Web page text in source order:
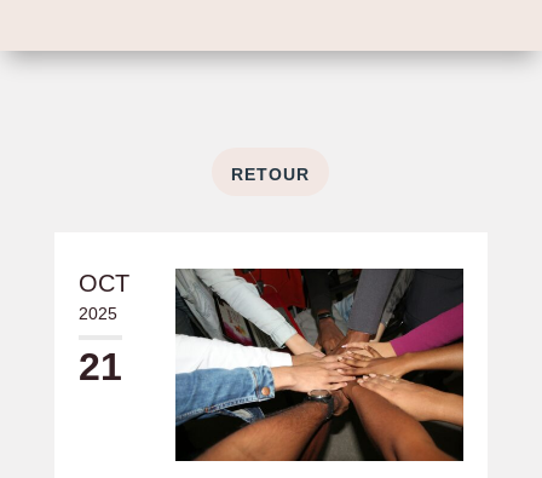
RETOUR
OCT
2025
21